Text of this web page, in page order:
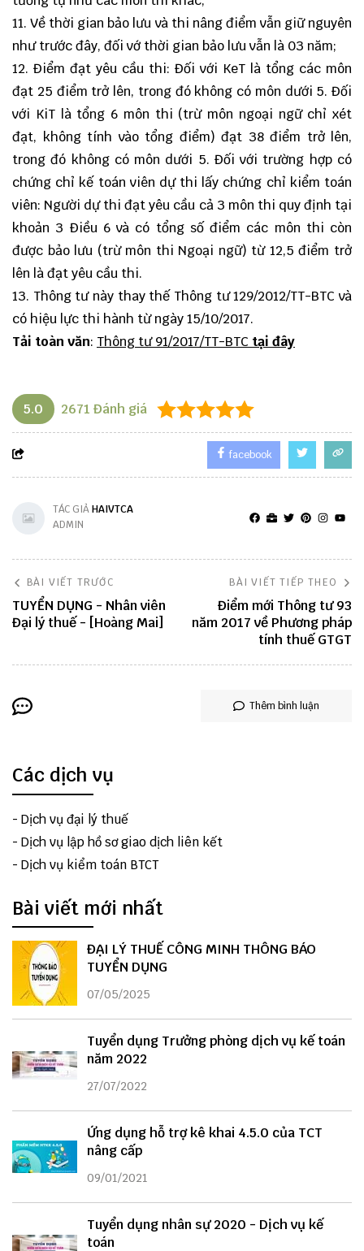
11. Về thời gian bảo lưu và thi nâng điểm vẫn giữ nguyên
như trước đây, đối vớ thời gian bảo lưu vẫn là 03 năm;
12. Điểm đạt yêu cầu thi: Đối với KeT là tổng các môn
đạt 25 điểm trở lên, trong đó không có môn dưới 5. Đối
với KiT là tổng 6 môn thi (trừ môn ngoại ngữ chỉ xét
đạt, không tính vào tổng điểm) đạt 38 điểm trở lên,
trong đó không có môn dưới 5. Đối với trường hợp có
chứng chỉ kế toán viên dự thi lấy chứng chỉ kiểm toán
viên: Người dự thi đạt yêu cầu cả 3 môn thi quy định tại
khoản 3 Điều 6 và có tổng số điểm các môn thi còn
được bảo lưu (trừ môn thi Ngoại ngữ) từ 12,5 điểm trở
lên là đạt yêu cầu thi.
13. Thông tư này thay thế Thông tư 129/2012/TT-BTC và
có hiệu lực thi hành từ ngày 15/10/2017.
Tải toàn văn: Thông tư 91/2017/TT-BTC tại đây
5.0 2671 Đánh giá
facebook
TÁC GIẢHAIVTCA
ADMIN
BÀI VIẾT TRƯỚC
TUYỂN DỤNG - Nhân viên
Đại lý thuế - [Hoàng Mai]
BÀI VIẾT TIẾP THEO
Điểm mới Thông tư 93
năm 2017 về Phương pháp
tính thuế GTGT
Thêm bình luận
Các dịch vụ
- Dịch vụ đại lý thuế
- Dịch vụ lập hồ sơ giao dịch liên kết
- Dịch vụ kiểm toán BTCT
Bài viết mới nhất
ĐẠI LÝ THUẾ CÔNG MINH THÔNG BÁO
TUYỂN DỤNG
07/05/2025
Tuyển dụng Trưởng phòng dịch vụ kế toán
năm 2022
27/07/2022
Ứng dụng hỗ trợ kê khai 4.5.0 của TCT
nâng cấp
09/01/2021
Tuyển dụng nhân sự 2020 - Dịch vụ kế
toán